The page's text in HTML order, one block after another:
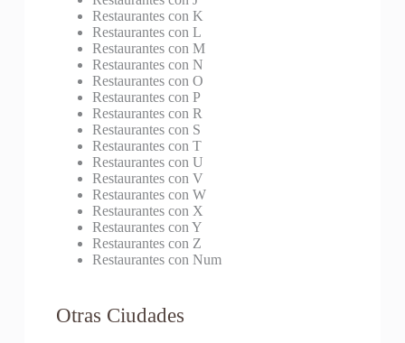
Restaurantes con K
Restaurantes con L
Restaurantes con M
Restaurantes con N
Restaurantes con O
Restaurantes con P
Restaurantes con R
Restaurantes con S
Restaurantes con T
Restaurantes con U
Restaurantes con V
Restaurantes con W
Restaurantes con X
Restaurantes con Y
Restaurantes con Z
Restaurantes con Num
Otras Ciudades